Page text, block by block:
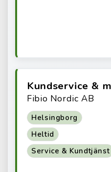
Kundservice &
Fibio Nordic AB
Helsingborg
Heltid
Service & Kundtjänst